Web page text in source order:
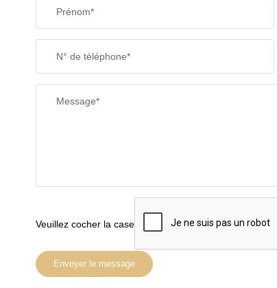
Prénom*
N° de téléphone*
Message*
Veuillez cocher la case
Envoyer le message